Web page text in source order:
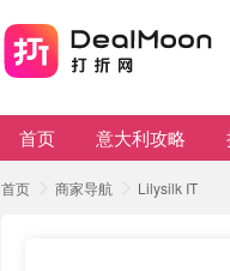
首页 意大利攻略
首页 商家导航 Lilysilk IT